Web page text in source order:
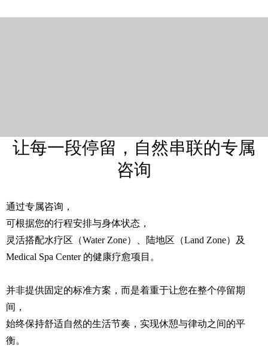
让每一段停留，自然串联的专属
咨询
通过专属咨询，
可根据您的行程安排与身体状态，
灵活搭配水疗区（Water Zone）、陆地区（Land Zone）及
Medical Spa Center 的健康疗愈项目。
并非提供固定的标准方案，而是着重于让您在整个停留期
间，
始终保持舒适自然的生活节奏，实现休憩与律动之间的平
衡。